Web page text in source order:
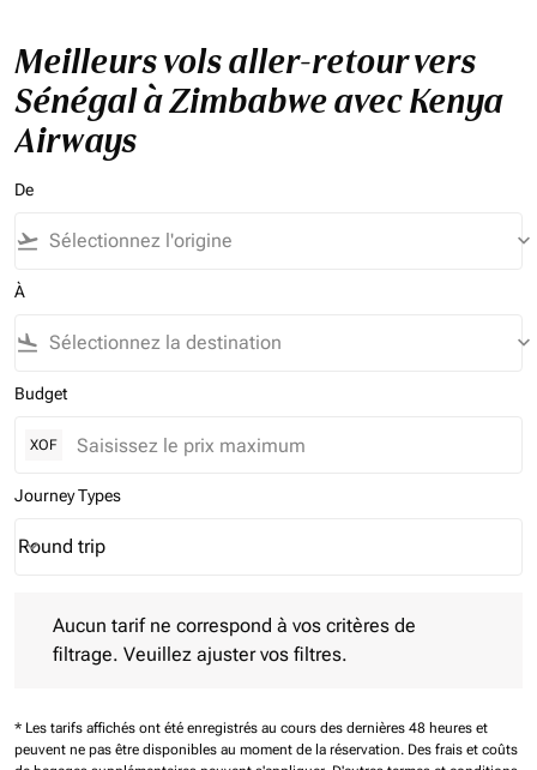
Meilleurs vols aller-retour vers
Sénégal à Zimbabwe avec Kenya
Airways
De
flight_takeoff keyboard_arrow_down
À
flight_land keyboard_arrow_down
Budget
XOF
Journey Types
Journey Types option Round trip Selected
Round trip
keyboard_arrow_down
Aucun tarif ne correspond à vos critères de
filtrage. Veuillez ajuster vos filtres.
* Les tarifs affichés ont été enregistrés au cours des dernières 48 heures et
peuvent ne pas être disponibles au moment de la réservation. Des frais et coûts